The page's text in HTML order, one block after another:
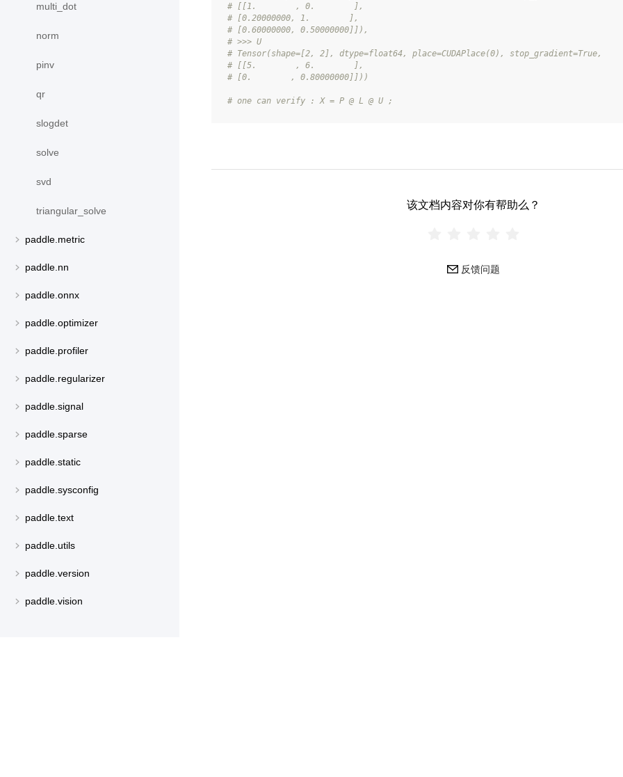
multi_dot
norm
pinv
qr
slogdet
solve
svd
triangular_solve
paddle.metric
paddle.nn
paddle.onnx
paddle.optimizer
paddle.profiler
paddle.regularizer
paddle.signal
paddle.sparse
paddle.static
paddle.sysconfig
paddle.text
paddle.utils
paddle.version
paddle.vision
# [[1.        , 0.        ],
# [0.20000000, 1.        ],
# [0.60000000, 0.50000000]]),
# >>> U
# Tensor(shape=[2, 2], dtype=float64, place=CUDAPlace(0), stop_gradient=True,
# [[5.        , 6.        ],
# [0.        , 0.80000000]]))
# one can verify : X = P @ L @ U ;
该文档内容对你有帮助么？
反馈问题